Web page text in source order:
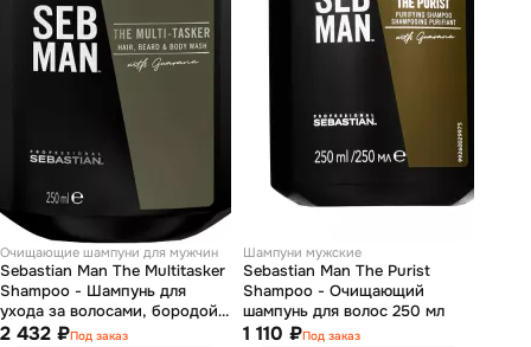
Очищающие шампуни для мужчин
Sebastian Man The Multitasker
Shampoo - Шампунь для
ухода за волосами, бородой
и телом 3 в 1 250 мл
2 432 ₽Под заказ
Шампуни мужские
Sebastian Man The Purist
Shampoo - Очищающий
шампунь для волос 250 мл
1 110 ₽Под заказ